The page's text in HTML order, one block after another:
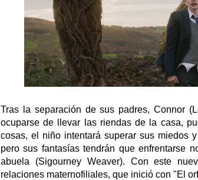
Tras la separación de sus padres, Connor
ocuparse de llevar las riendas de la casa,
cosas, el niño intentará superar sus miedos
pero sus fantasías tendrán que enfrentarse
abuela (Sigourney Weaver). Con este
relaciones maternofiliales, que inició con "El